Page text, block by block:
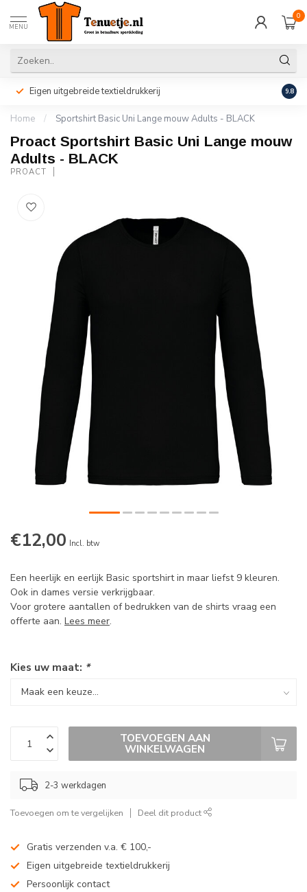
MENU
0
Eigen uitgebreide textieldrukkerij 9.8
Home / Sportshirt Basic Uni Lange mouw Adults - BLACK
Proact Sportshirt Basic Uni Lange mouw
Adults - BLACK
PROACT
€12,00 Incl. btw
Een heerlijk en eerlijk Basic sportshirt in maar liefst 9 kleuren.
Ook in dames versie verkrijgbaar.
Voor grotere aantallen of bedrukken van de shirts vraag een
offerte aan. Lees meer.
Kies uw maat: *
TOEVOEGEN AAN
WINKELWAGEN
2-3 werkdagen
Toevoegen om te vergelijken Deel dit product
Gratis verzenden v.a. € 100,-
Eigen uitgebreide textieldrukkerij
Persoonlijk contact